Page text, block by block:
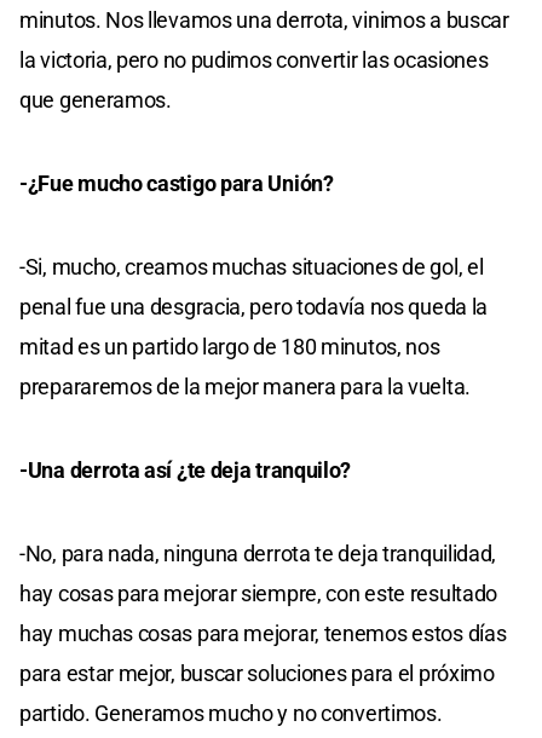
minutos. Nos llevamos una derrota, vinimos a buscar
la victoria, pero no pudimos convertir las ocasiones
que generamos.
-¿Fue mucho castigo para Unión?
-Si, mucho, creamos muchas situaciones de gol, el
penal fue una desgracia, pero todavía nos queda la
mitad es un partido largo de 180 minutos, nos
prepararemos de la mejor manera para la vuelta.
-Una derrota así ¿te deja tranquilo?
-No, para nada, ninguna derrota te deja tranquilidad,
hay cosas para mejorar siempre, con este resultado
hay muchas cosas para mejorar, tenemos estos días
para estar mejor, buscar soluciones para el próximo
partido. Generamos mucho y no convertimos.